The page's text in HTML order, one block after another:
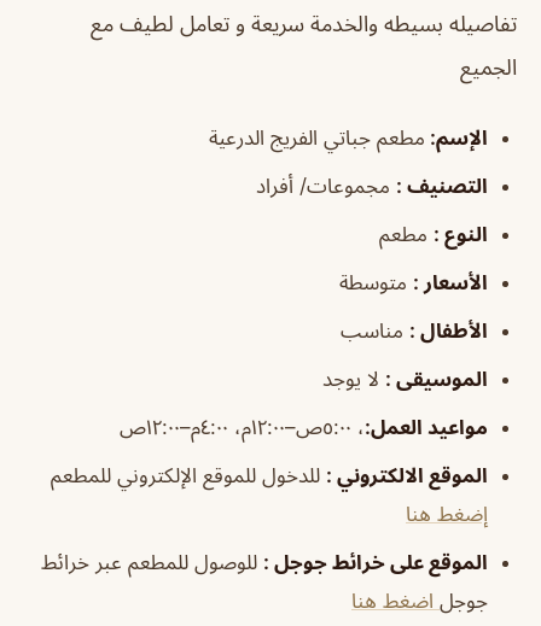
تفاصيله بسيطه والخدمة سريعة و تعامل لطيف مع
الجميع
الإسم: مطعم جباتي الفريج الدرعية
التصنيف : مجموعات/ أفراد
النوع : مطعم
الأسعار : متوسطة
الأطفال : مناسب
الموسيقى : لا يوجد
مواعيد العمل:، ٥:٠٠ص–١٢:٠٠م، ٤:٠٠م–١٢:٠٠ص
الموقع الالكتروني : للدخول للموقع الإلكتروني للمطعم
إضغط هنا
الموقع على خرائط جوجل : للوصول للمطعم عبر خرائط
جوجل اضغط هنا